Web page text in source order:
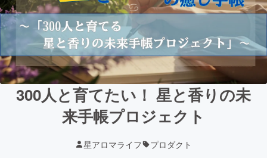
300人と育てたい！ 星と香りの未
来手帳プロジェクト
星アロマライフ プロダクト